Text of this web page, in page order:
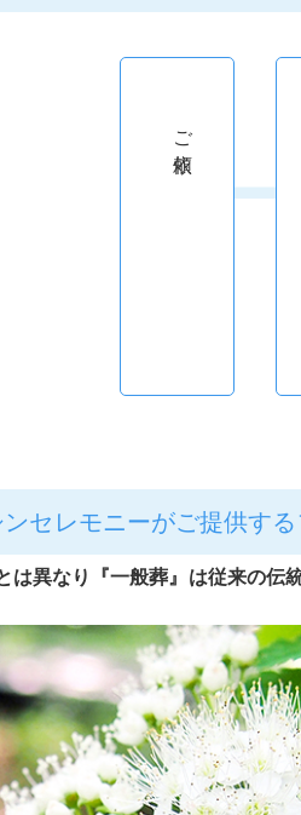
ご依頼
ンセレモニーがご提供す
は異なり『一般葬』は従来の伝